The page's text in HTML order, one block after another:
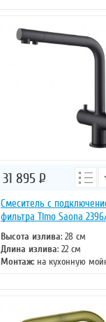
Управление:
Смеситель с
фильтра Timo Saona
Высота излива: 28 см
Длина излива: 22 см
Монтаж: на кухонную
Тип излива: поворотный
Управление:
31 895 Р